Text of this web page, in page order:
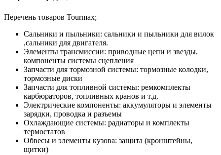
Перечень товаров Tourmax;
Сальники и пыльники: сальники и пыльники для вилок
,сальники для двигателя.
Элементы трансмиссии: приводные цепи и звезды,
компоненты системы сцепления
Запчасти для тормозной системы: тормозные колодки,
тормозные диски
Запчасти для топливной системы: ремкомплекты
карбюраторов, топливных кранов и т.д.
Электрические компоненты: аккумуляторы и элементы
зарядки, проводка и разъемы
Охлаждающие системы: радиаторы и комплекты
термостатов
Обвесы и элементы кузова: защита (кронштейны,
щитки)